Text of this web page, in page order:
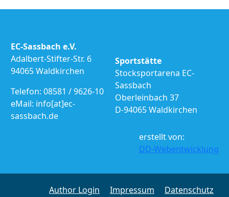
EC-Sassbach e.V.
Adalbert-Stifter-Str. 6
94065 Waldkirchen
Telefon: 08581 / 9626-10
eMail: info[at]ec-
sassbach.de
Sportstätte
Stocksportarena EC-
Sassbach
Oberleinbach 37
D-94065 Waldkirchen
erstellt von:
DD-Webentwicklung
Author Login Impressum Datenschutz